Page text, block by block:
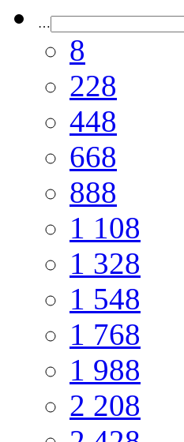
…
8
228
448
668
888
1 108
1 328
1 548
1 768
1 988
2 208